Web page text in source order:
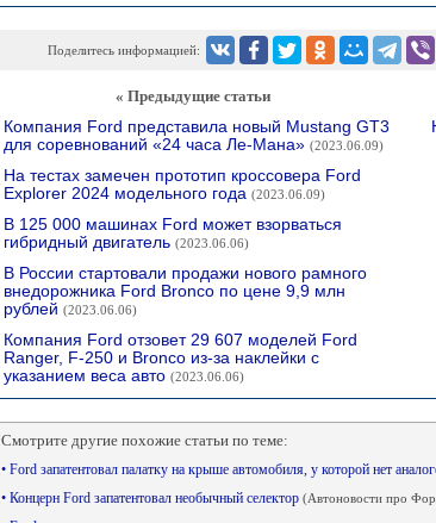
Поделитесь информацией:
« Предыдущие статьи
Компания Ford представила новый Mustang GT3
для соревнований «24 часа Ле-Мана» (2023.06.09)
На тестах замечен прототип кроссовера Ford
Explorer 2024 модельного года (2023.06.09)
В 125 000 машинах Ford может взорваться
гибридный двигатель (2023.06.06)
В России стартовали продажи нового рамного
внедорожника Ford Bronco по цене 9,9 млн
рублей (2023.06.06)
Компания Ford отзовет 29 607 моделей Ford
Ranger, F-250 и Bronco из-за наклейки с
указанием веса авто (2023.06.06)
Смотрите другие похожие статьи по теме:
• Ford запатентовал палатку на крыше автомобиля, у которой нет
• Концерн Ford запатентовал необычный селектор (Автоновости про